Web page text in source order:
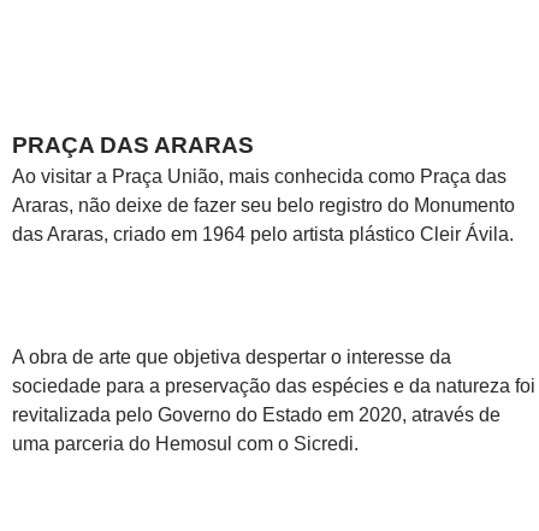
PRAÇA DAS ARARAS
Ao visitar a Praça União, mais conhecida como Praça das
Araras, não deixe de fazer seu belo registro do Monumento
das Araras, criado em 1964 pelo artista plástico Cleir Ávila.
A obra de arte que objetiva despertar o interesse da
sociedade para a preservação das espécies e da natureza foi
revitalizada pelo Governo do Estado em 2020, através de
uma parceria do Hemosul com o Sicredi.